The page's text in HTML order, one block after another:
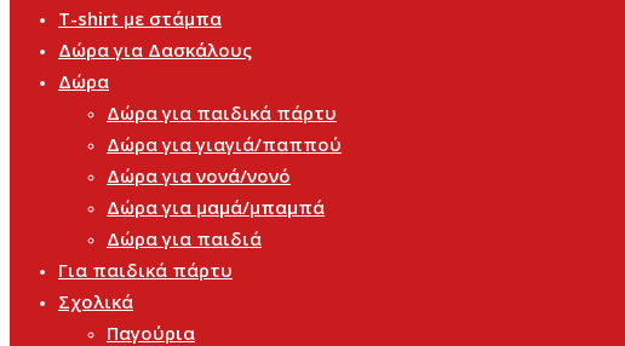
T-shirt με στάμπα
Δώρα για Δασκάλους
Δώρα
Δώρα για παιδικά πάρτυ
Δώρα για γιαγιά/παππού
Δώρα για νονά/νονό
Δώρα για μαμά/μπαμπά
Δώρα για παιδιά
Για παιδικά πάρτυ
Σχολικά
Παγούρια